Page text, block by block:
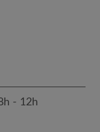
- 12h